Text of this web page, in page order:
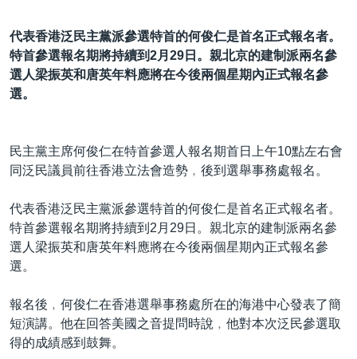
VOA 60秒 (國際)
美國專訊
視頻存檔
時事經緯
新聞音頻
海外港人
美國透視
廣播節目表
國語
關注我們
其他語言網站
代表香港泛民主黨派參選特首的何俊仁是首名正式報名者。
特首參選報名期將持續到2月29日。親北京的建制派兩名參
選人梁振英和唐英年料應將在今後兩個星期內正式報名參
選。
民主黨主席何俊仁在特首參選人報名期首日上午10點左右會
同泛民議員前往香港立法會造勢﹐後到選舉事務處報名。
代表香港泛民主黨派參選特首的何俊仁是首名正式報名者。
特首參選報名期將持續到2月29日。親北京的建制派兩名參
選人梁振英和唐英年料應將在今後兩個星期內正式報名參
選。
報名後﹐何俊仁在香港選舉事務處所在的海港中心發表了簡
短演講。他在回答美國之音提問時說﹐他對本次泛民參選取
得的成績感到鼓舞。